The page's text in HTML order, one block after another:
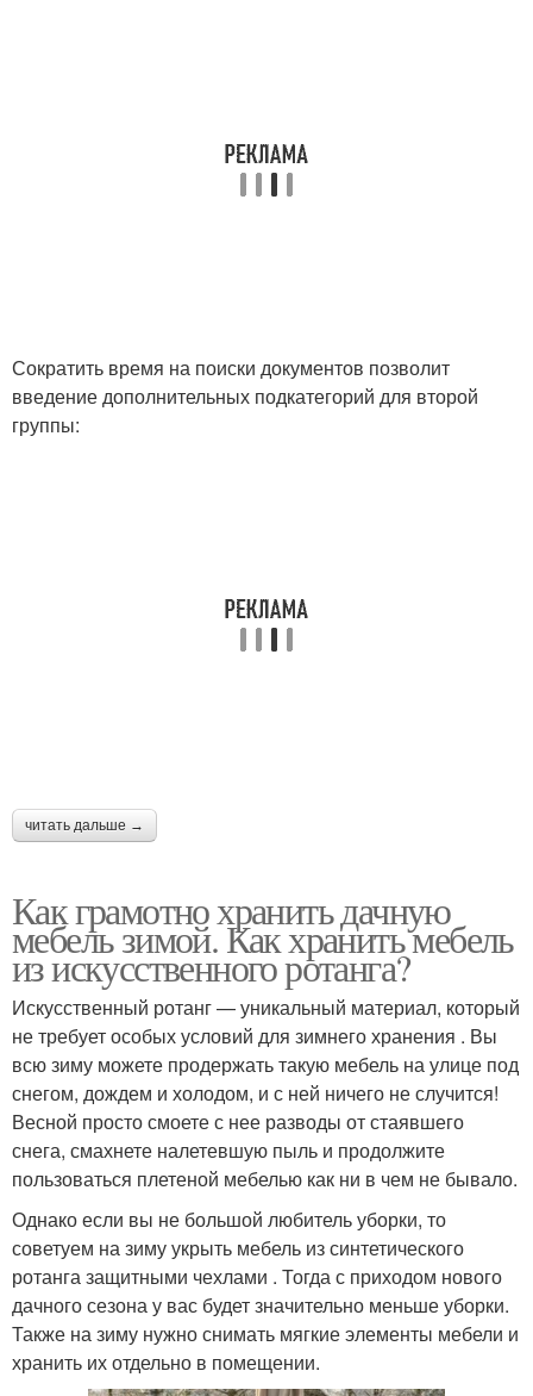
Сократить время на поиски документов позволит
введение дополнительных подкатегорий для второй
группы:
читать дальше →
Как грамотно хранить дачную
мебель зимой. Как хранить мебель
из искусственного ротанга?
Искусственный ротанг — уникальный материал, который
не требует особых условий для зимнего хранения . Вы
всю зиму можете продержать такую мебель на улице под
снегом, дождем и холодом, и с ней ничего не случится!
Весной просто смоете с нее разводы от стаявшего
снега, смахнете налетевшую пыль и продолжите
пользоваться плетеной мебелью как ни в чем не бывало.
Однако если вы не большой любитель уборки, то
советуем на зиму укрыть мебель из синтетического
ротанга защитными чехлами . Тогда с приходом нового
дачного сезона у вас будет значительно меньше уборки.
Также на зиму нужно снимать мягкие элементы мебели и
хранить их отдельно в помещении.